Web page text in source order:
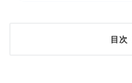
目次